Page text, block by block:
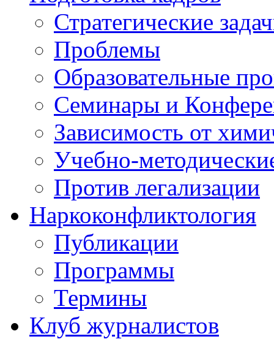
Стратегические
Проблемы
Образовательные
Семинары и
Зависимость от
Учебно-
Против легализации
Наркоконфликтология
Публикации
Программы
Термины
Клуб журналистов